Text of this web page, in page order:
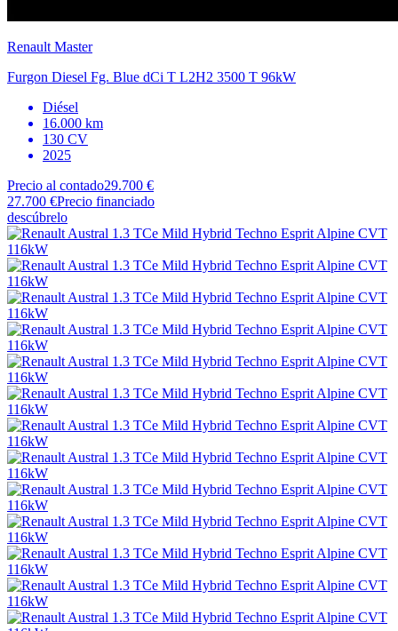
Renault Master
Furgon Diesel Fg. Blue dCi T L2H2 3500 T 96kW
Diésel
16.000 km
130 CV
2025
Precio al contado29.700 €
27.700 €Precio financiado
descúbrelo